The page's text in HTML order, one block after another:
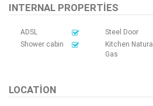
INTERNAL PROPERTIES
ADSL
Steel Door
Shower cabin
Kitchen Natural
Gas
LOCATION